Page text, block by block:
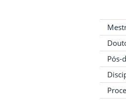
Pós-